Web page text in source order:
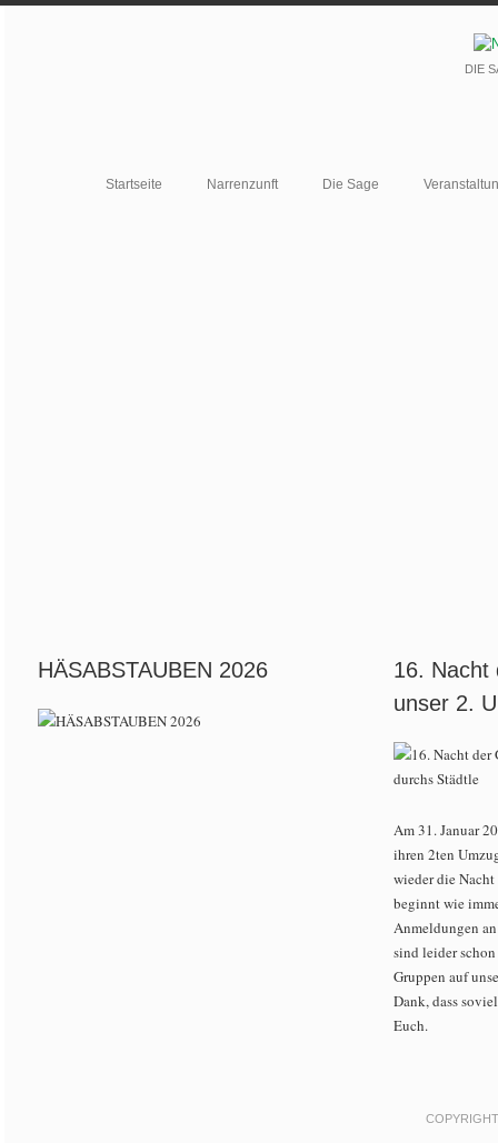
DIE
Startseite Narrenzunft Die Sage
HÄSABSTAUBEN 2026
16. Nacht
unser 2.
Am 31. Januar
ihren 2ten
wieder die
beginnt wie
Anmeldungen
sind leider
Gruppen auf
Dank, dass
Euch.